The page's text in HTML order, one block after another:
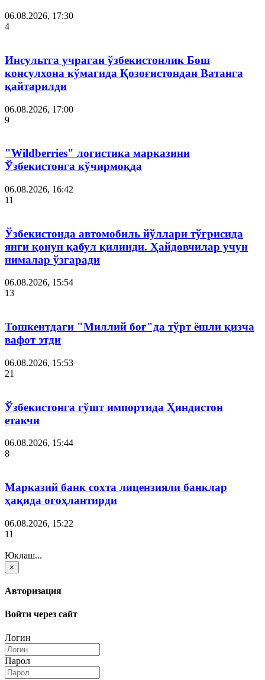
06.08.2026, 17:30
4
Инсультга учраган ўзбекистонлик Бош
консулхона кўмагида Қозоғистондан Ватанга
қайтарилди
06.08.2026, 17:00
9
"Wildberries" логистика марказини
Ўзбекистонга кўчирмоқда
06.08.2026, 16:42
11
Ўзбекистонда автомобиль йўллари тўғрисида
янги қонун қабул қилинди. Ҳайдовчилар учун
нималар ўзгаради
06.08.2026, 15:54
13
Тошкентдаги "Миллий боғ"да тўрт ёшли қизча
вафот этди
06.08.2026, 15:53
21
Ўзбекистонга гўшт импортида Ҳиндистон
етакчи
06.08.2026, 15:44
8
Марказий банк сохта лицензияли банклар
ҳақида огоҳлантирди
06.08.2026, 15:22
11
Юклаш...
×
Авторизация
Войти через сайт
Логин
Парол